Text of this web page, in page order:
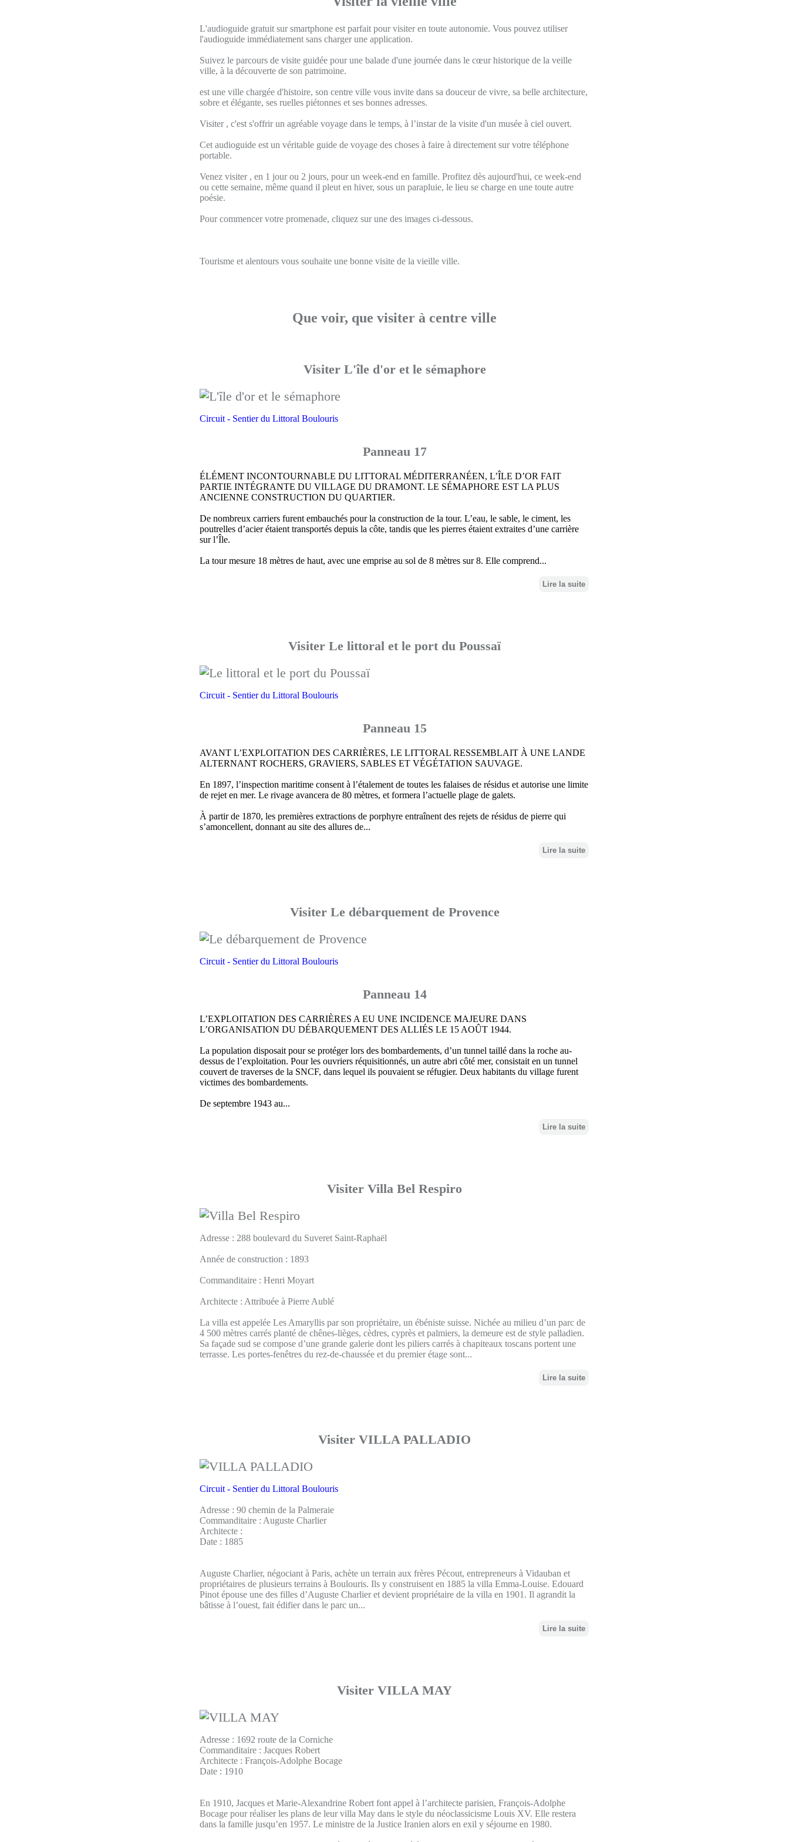
L'audioguide gratuit sur smartphone est parfait pour visiter en toute autonomie. Vous pouvez utiliser
l'audioguide immédiatement sans charger une application.
Suivez le parcours de visite guidée pour une balade d'une journée dans le cœur historique de la veille
ville, à la découverte de son patrimoine.
est une ville chargée d'histoire, son centre ville vous invite dans sa douceur de vivre, sa belle architecture,
sobre et élégante, ses ruelles piétonnes et ses bonnes adresses.
Visiter , c'est s'offrir un agréable voyage dans le temps, à l’instar de la visite d'un musée à ciel ouvert.
Cet audioguide est un véritable guide de voyage des choses à faire à directement sur votre téléphone
portable.
Venez visiter , en 1 jour ou 2 jours, pour un week-end en famille. Profitez dès aujourd'hui, ce week-end
ou cette semaine, même quand il pleut en hiver, sous un parapluie, le lieu se charge en une toute autre
poésie.
Pour commencer votre promenade, cliquez sur une des images ci-dessous.
Tourisme et alentours vous souhaite une bonne visite de la vieille ville.
Que voir, que visiter à centre ville
Visiter L'île d'or et le sémaphore
Circuit - Sentier du Littoral Boulouris
Panneau 17
ÉLÉMENT INCONTOURNABLE DU LITTORAL MÉDITERRANÉEN, L’ÎLE D’OR FAIT
PARTIE INTÉGRANTE DU VILLAGE DU DRAMONT. LE SÉMAPHORE EST LA PLUS
ANCIENNE CONSTRUCTION DU QUARTIER.
De nombreux carriers furent embauchés pour la construction de la tour. L’eau, le sable, le ciment, les
poutrelles d’acier étaient transportés depuis la côte, tandis que les pierres étaient extraites d’une carrière
sur l’Île.
La tour mesure 18 mètres de haut, avec une emprise au sol de 8 mètres sur 8. Elle comprend...
Lire la suite
Visiter Le littoral et le port du Poussaï
Circuit - Sentier du Littoral Boulouris
Panneau 15
AVANT L’EXPLOITATION DES CARRIÈRES, LE LITTORAL RESSEMBLAIT À UNE LANDE
ALTERNANT ROCHERS, GRAVIERS, SABLES ET VÉGÉTATION SAUVAGE.
En 1897, l’inspection maritime consent à l’étalement de toutes les falaises de résidus et autorise une limite
de rejet en mer. Le rivage avancera de 80 mètres, et formera l’actuelle plage de galets.
À partir de 1870, les premières extractions de porphyre entraînent des rejets de résidus de pierre qui
s’amoncellent, donnant au site des allures de...
Lire la suite
Visiter Le débarquement de Provence
Circuit - Sentier du Littoral Boulouris
Panneau 14
L’EXPLOITATION DES CARRIÈRES A EU UNE INCIDENCE MAJEURE DANS
L’ORGANISATION DU DÉBARQUEMENT DES ALLIÉS LE 15 AOÛT 1944.
La population disposait pour se protéger lors des bombardements, d’un tunnel taillé dans la roche au-
dessus de l’exploitation. Pour les ouvriers réquisitionnés, un autre abri côté mer, consistait en un tunnel
couvert de traverses de la SNCF, dans lequel ils pouvaient se réfugier. Deux habitants du village furent
victimes des bombardements.
De septembre 1943 au...
Lire la suite
Visiter Villa Bel Respiro
Adresse : 288 boulevard du Suveret Saint-Raphaël
Année de construction : 1893
Commanditaire : Henri Moyart
Architecte : Attribuée à Pierre Aublé
La villa est appelée Les Amaryllis par son propriétaire, un ébéniste suisse. Nichée au milieu d’un parc de
4 500 mètres carrés planté de chênes-lièges, cèdres, cyprès et palmiers, la demeure est de style palladien.
Sa façade sud se compose d’une grande galerie dont les piliers carrés à chapiteaux toscans portent une
terrasse. Les portes-fenêtres du rez-de-chaussée et du premier étage sont...
Lire la suite
Visiter VILLA PALLADIO
Circuit - Sentier du Littoral Boulouris
Adresse : 90 chemin de la Palmeraie
Commanditaire : Auguste Charlier
Architecte :
Date : 1885
Auguste Charlier, négociant à Paris, achète un terrain aux frères Pécout, entrepreneurs à Vidauban et
propriétaires de plusieurs terrains à Boulouris. Ils y construisent en 1885 la villa Emma-Louise. Edouard
Pinot épouse une des filles d’Auguste Charlier et devient propriétaire de la villa en 1901. Il agrandit la
bâtisse à l’ouest, fait édifier dans le parc un...
Lire la suite
Visiter VILLA MAY
Adresse : 1692 route de la Corniche
Commanditaire : Jacques Robert
Architecte : François-Adolphe Bocage
Date : 1910
En 1910, Jacques et Marie-Alexandrine Robert font appel à l’architecte parisien, François-Adolphe
Bocage pour réaliser les plans de leur villa May dans le style du néoclassicisme Louis XV. Elle restera
dans la famille jusqu’en 1957. Le ministre de la Justice Iranien alors en exil y séjourne en 1980.